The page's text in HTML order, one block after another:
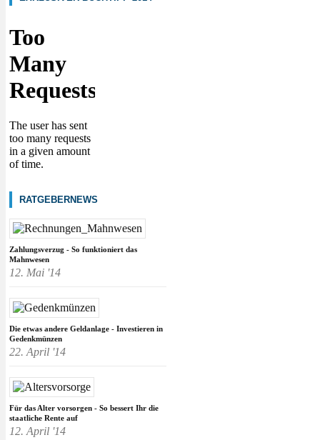
RATGEBERNEWS
Zahlungsverzug - So funktioniert das
Mahnwesen
12. Mai '14
Die etwas andere Geldanlage - Investieren in
Gedenkmünzen
22. April '14
Für das Alter vorsorgen - So bessert Ihr die
staatliche Rente auf
12. April '14